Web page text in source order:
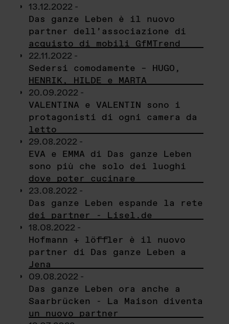
13.12.2022 -
Das ganze Leben è il nuovo
partner dell’associazione di
acquisto di mobili GfMTrend
22.11.2022 -
Sedersi comodamente – HUGO,
HENRIK, HILDE e MARTA
20.09.2022 -
VALENTINA e VALENTIN sono i
protagonisti di ogni camera da
letto
29.08.2022 -
EVA e EMMA di Das ganze Leben
sono più che solo dei luoghi
dove poter cucinare
23.08.2022 -
Das ganze Leben espande la rete
dei partner - Lisel.de
18.08.2022 -
Hofmann + löffler è il nuovo
partner di Das ganze Leben a
Jena
09.08.2022 -
Das ganze Leben ora anche a
Saarbrücken - La Maison diventa
un nuovo partner